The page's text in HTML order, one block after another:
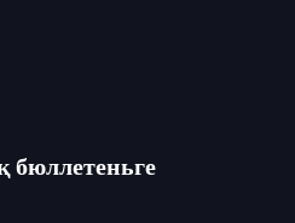
бюллетеньге